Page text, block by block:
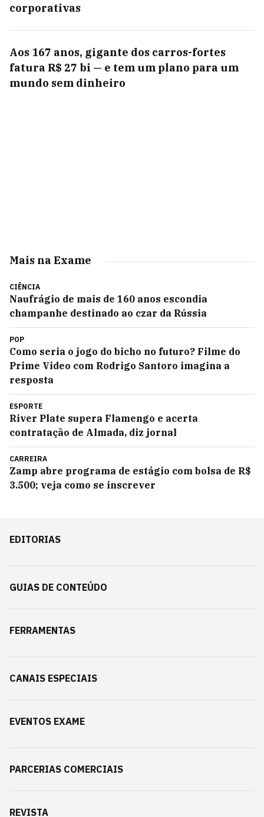
corporativas
Aos 167 anos, gigante dos carros-fortes
fatura R$ 27 bi — e tem um plano para um
mundo sem dinheiro
Mais na Exame
CIÊNCIA
Naufrágio de mais de 160 anos escondia
champanhe destinado ao czar da Rússia
POP
Como seria o jogo do bicho no futuro? Filme do
Prime Video com Rodrigo Santoro imagina a
resposta
ESPORTE
River Plate supera Flamengo e acerta
contratação de Almada, diz jornal
CARREIRA
Zamp abre programa de estágio com bolsa de R$
3.500; veja como se inscrever
EDITORIAS
GUIAS DE CONTEÚDO
FERRAMENTAS
CANAIS ESPECIAIS
EVENTOS EXAME
PARCERIAS COMERCIAIS
REVISTA